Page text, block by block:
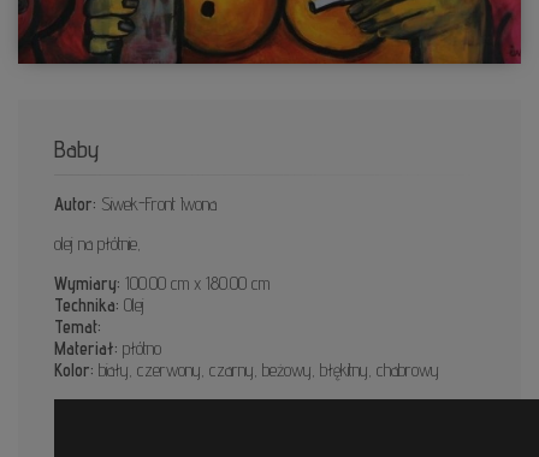
Baby
Autor: Siwek-Front Iwona
olej na płótnie,
Wymiary: 100.00 cm x 180.00 cm
Technika: Olej
Temat:
Materiał: płótno
Kolor: biały, czerwony, czarny, beżowy, błękitny, chabrowy